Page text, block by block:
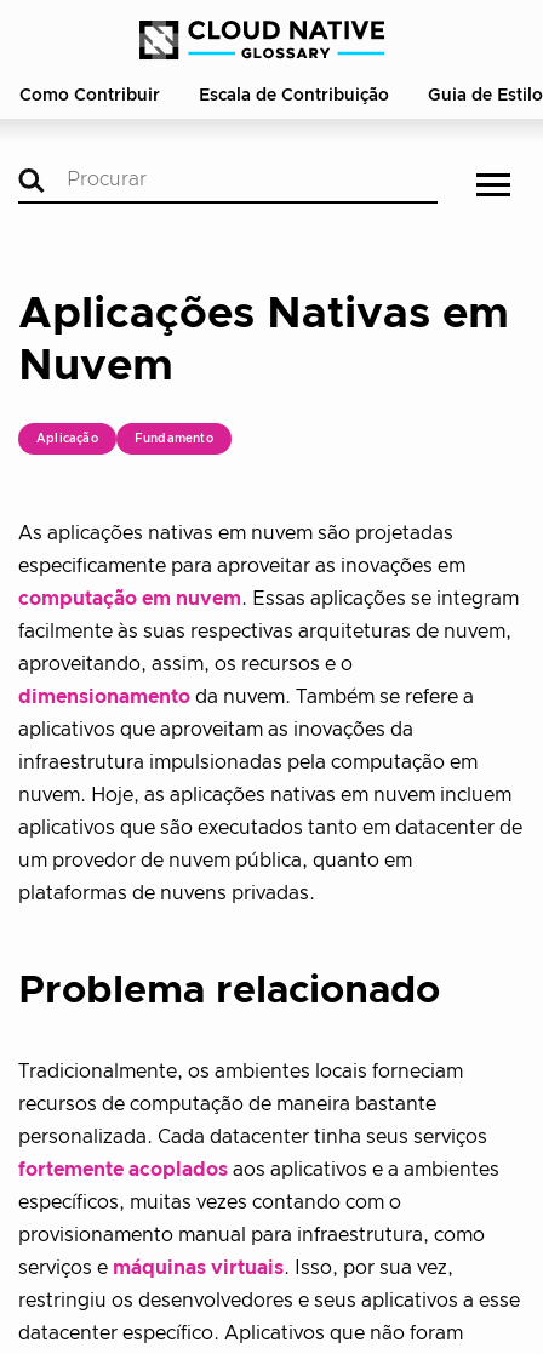
Como Contribuir Escala de Contribuição Guia de Estilo
Aplicações Nativas em
Nuvem
Aplicação Fundamento
As aplicações nativas em nuvem são projetadas
especificamente para aproveitar as inovações em
computação em nuvem. Essas aplicações se integram
facilmente às suas respectivas arquiteturas de nuvem,
aproveitando, assim, os recursos e o
dimensionamento da nuvem. Também se refere a
aplicativos que aproveitam as inovações da
infraestrutura impulsionadas pela computação em
nuvem. Hoje, as aplicações nativas em nuvem incluem
aplicativos que são executados tanto em datacenter de
um provedor de nuvem pública, quanto em
plataformas de nuvens privadas.
Problema relacionado
Tradicionalmente, os ambientes locais forneciam
recursos de computação de maneira bastante
personalizada. Cada datacenter tinha seus serviços
fortemente acoplados aos aplicativos e a ambientes
específicos, muitas vezes contando com o
provisionamento manual para infraestrutura, como
serviços e máquinas virtuais. Isso, por sua vez,
restringiu os desenvolvedores e seus aplicativos a esse
datacenter específico. Aplicativos que não foram